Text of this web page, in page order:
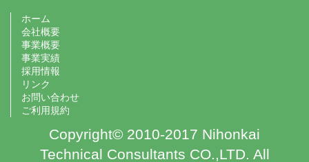
ホーム
会社概要
事業概要
事業実績
採用情報
リンク
お問い合わせ
ご利用規約
Copyright© 2010-2017 Nihonkai
Technical Consultants CO.,LTD. All